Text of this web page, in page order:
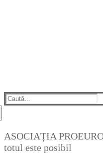
Caută
după:
ASOCIAȚIA
totul este posibil